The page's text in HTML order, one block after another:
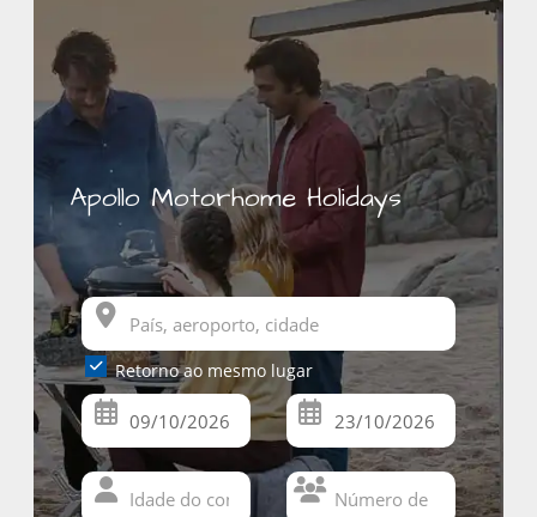
Apollo Motorhome Holidays
Retorno ao mesmo lugar